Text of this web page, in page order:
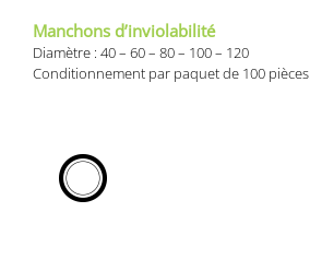
Manchons d’inviolabilité
Diamètre : 40 – 60 – 80 – 100 – 120
Conditionnement par paquet de 100 pièces.